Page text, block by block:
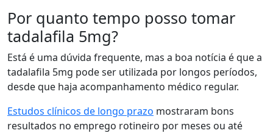
Por quanto tempo posso tomar
tadalafila 5mg?
Está é uma dúvida frequente, mas a boa notícia é que a
tadalafila 5mg pode ser utilizada por longos períodos,
desde que haja acompanhamento médico regular.
Estudos clínicos de longo prazo mostraram bons
resultados no emprego rotineiro por meses ou até